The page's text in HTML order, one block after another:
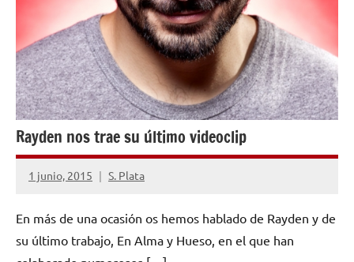
Rayden nos trae su último videoclip
1 junio, 2015 S. Plata
No
comentarios
En más de una ocasión os hemos hablado de Rayden y de
su último trabajo, En Alma y Hueso, en el que han